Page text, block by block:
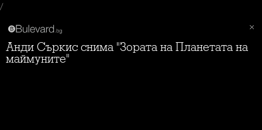
/
Анди Съркис снима "Зората на Планетата на
маймуните"